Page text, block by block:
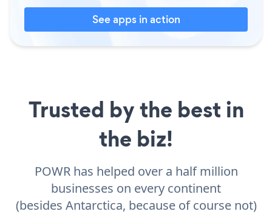
See apps in action
Trusted by the best in
the biz!
POWR has helped over a half million
businesses on every continent
(besides Antarctica, because of course not)